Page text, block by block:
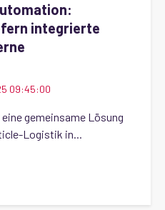
integrierte
09:45:00
gemeinsame Lösung
Logistik in...